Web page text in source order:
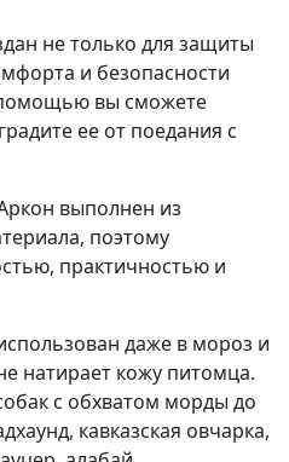
не только для защиты
и безопасности
вы сможете
ее от поедания с
выполнен из
поэтому
практичностью и
даже в мороз и
натирает кожу питомца.
с обхватом морды до
кавказская овчарка,